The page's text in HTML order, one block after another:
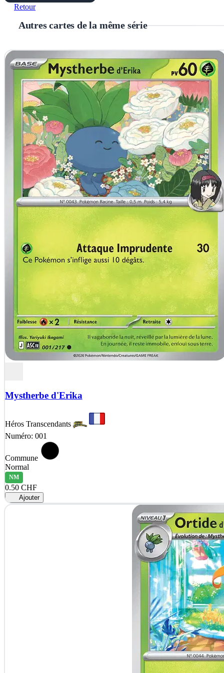
Retour
Autres cartes de la même série
Mystherbe d'Erika
Héros Transcendants
Numéro: 001
Commune
Normal
NM
0.50 CHF
Ajouter